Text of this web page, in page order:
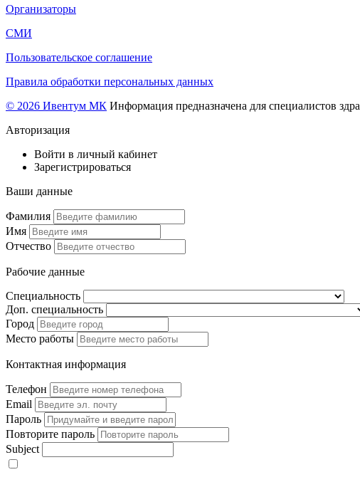
Организаторы
СМИ
Пользовательское соглашение
Правила обработки персональных данных
© 2026 Ивентум МК Информация предназначена для специалистов
Авторизация
Войти в личный кабинет
Зарегистрироваться
Ваши данные
Фамилия
Имя
Отчество
Рабочие данные
Специальность
Доп. специальность
Город
Место работы
Контактная информация
Телефон
Email
Пароль
Повторите пароль
Subject